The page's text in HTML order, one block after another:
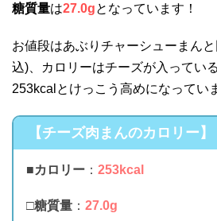
糖質量は27.0gとなっています！
お値段はあぶりチャーシューまん
込)、カロリーはチーズが入ってい
253kcalとけっこう高めになってい
【チーズ肉まんのカロリー】
■カロリー ： 253kcal
□糖質量 ： 27.0g